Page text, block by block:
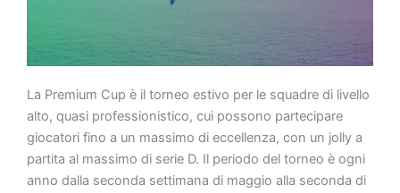
La Premium Cup è il torneo estivo per le squadre di livello
alto, quasi professionistico, cui possono partecipare
giocatori fino a un massimo di eccellenza, con un jolly a
partita al massimo di serie D. Il periodo del torneo è ogni
anno dalla seconda settimana di maggio alla seconda di